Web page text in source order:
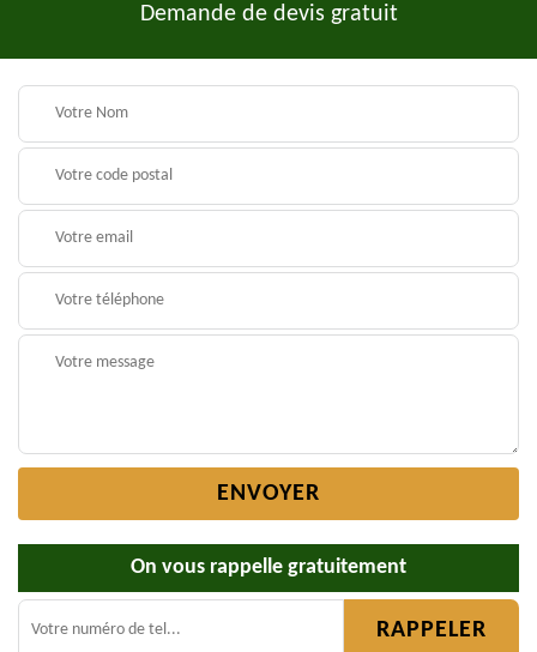
Demande de devis gratuit
On vous rappelle gratuitement